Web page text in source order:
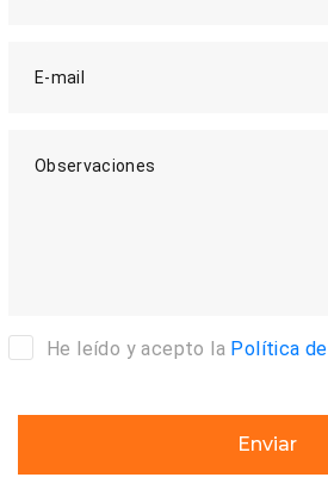
E-mail
Observaciones
He leído y acepto la Política
Enviar